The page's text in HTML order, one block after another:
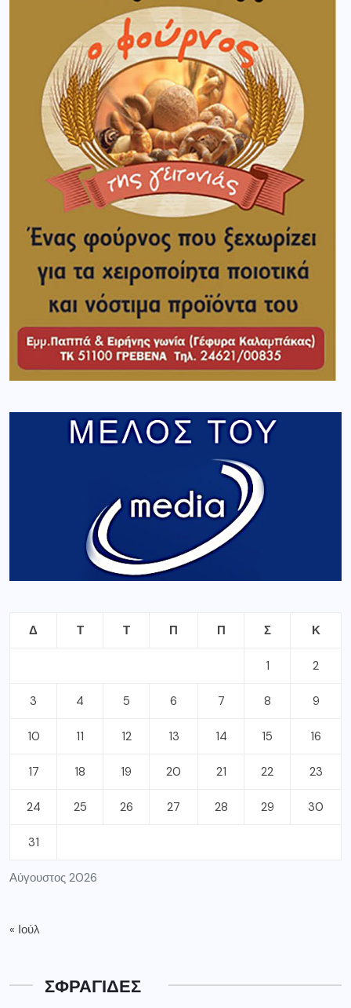
Αύγουστος 2026
Δ Τ Τ Π Π Σ Κ
1 2
3 4 5 6 7 8 9
10 11 12 13 14 15 16
17 18 19 20 21 22 23
24 25 26 27 28 29 30
31
« Ιούλ
ΣΦΡΑΓΙΔΕΣ